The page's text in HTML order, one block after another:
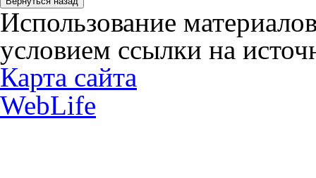
Использование
условием ссылки на
Карта сайта
WebLife